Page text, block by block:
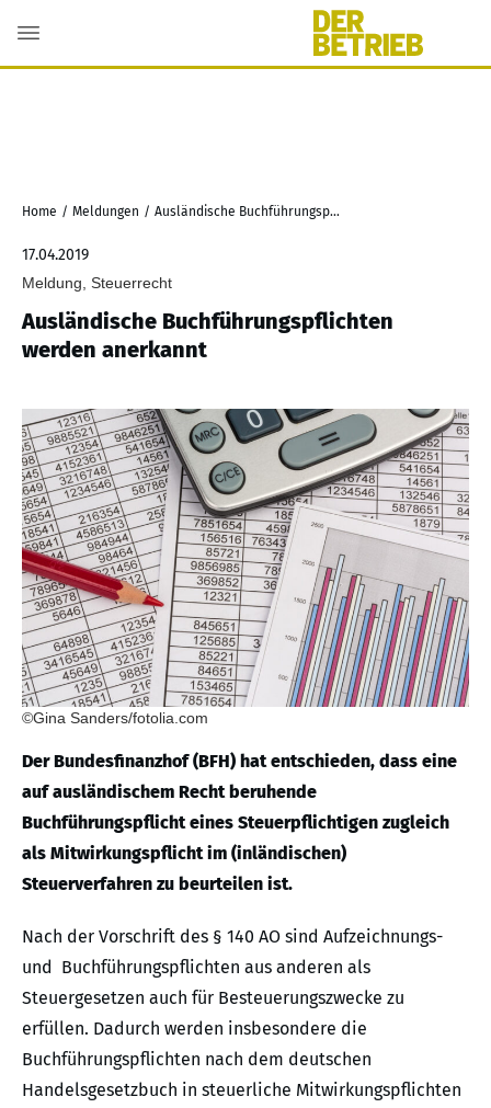
Home / Meldungen / Ausländische Buchführungspflichten werden anerkannt
17.04.2019
Meldung, Steuerrecht
Ausländische Buchführungspflichten
werden anerkannt
©Gina Sanders/fotolia.com
Der Bundesfinanzhof (BFH) hat entschieden, dass eine
auf ausländischem Recht beruhende
Buchführungspflicht eines Steuerpflichtigen zugleich
als Mitwirkungspflicht im (inländischen)
Steuerverfahren zu beurteilen ist.
Nach der Vorschrift des § 140 AO sind Aufzeichnungs-
und Buchführungspflichten aus anderen als
Steuergesetzen auch für Besteuerungszwecke zu
erfüllen. Dadurch werden insbesondere die
Buchführungspflichten nach dem deutschen
Handelsgesetzbuch in steuerliche Mitwirkungspflichten